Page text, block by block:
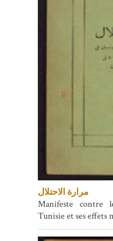
مرارة الاحتلال
Manifeste contre
Tunisie et ses effets